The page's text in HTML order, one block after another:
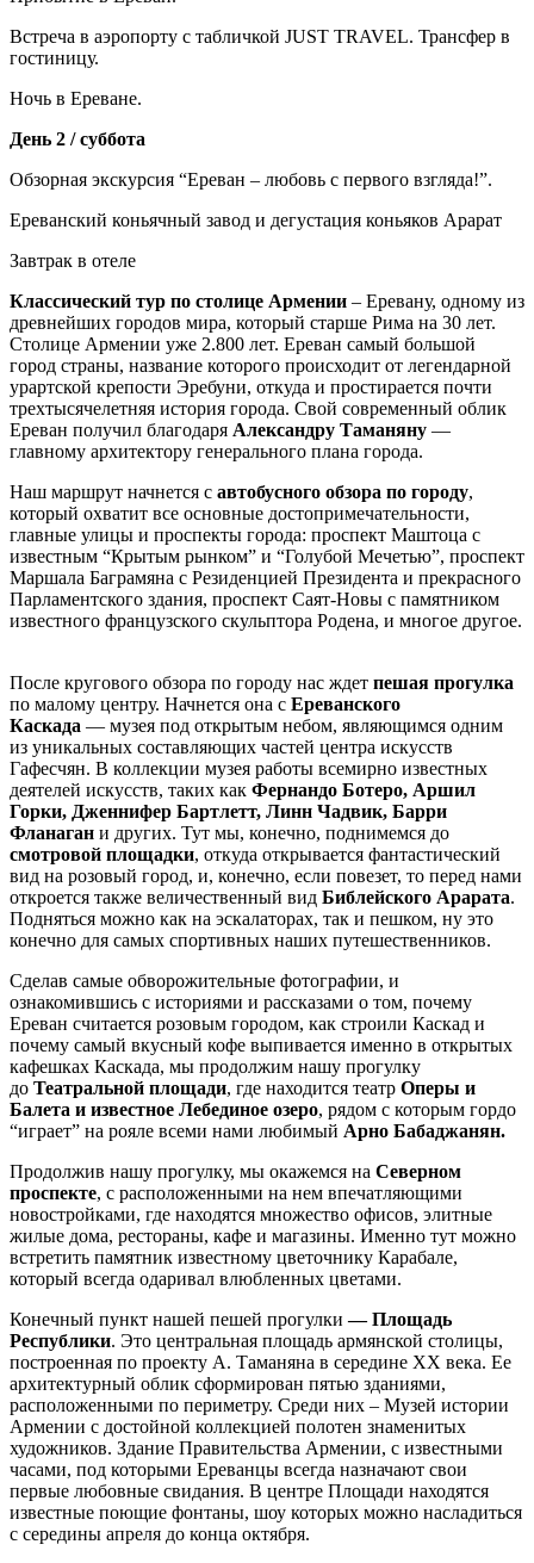
Встреча в аэропорту с табличкой JUST TRAVEL. Трансфер в
гостиницу.
Ночь в Ереване.
День 2 / суббота
Обзорная экскурсия “Ереван – любовь с первого взгляда!”.
Ереванский коньячный завод и дегустация коньяков Арарат
Завтрак в отеле
Классический тур по столице Армении – Еревану, одному из
древнейших городов мира, который старше Рима на 30 лет.
Столице Армении уже 2.800 лет. Ереван самый большой
город страны, название которого происходит от легендарной
урартской крепости Эребуни, откуда и простирается почти
трехтысячелетняя история города. Свой современный облик
Ереван получил благодаря Александру Таманяну —
главному архитектору генерального плана города.
Наш маршрут начнется с автобусного обзора по городу,
который охватит все основные достопримечательности,
главные улицы и проспекты города: проспект Маштоца с
известным “Крытым рынком” и “Голубой Мечетью”, проспект
Маршала Баграмяна с Резиденцией Президента и прекрасного
Парламентского здания, проспект Саят-Новы с памятником
известного французского скульптора Родена, и многое другое.
После кругового обзора по городу нас ждет пешая прогулка
по малому центру. Начнется она с Ереванского
Каскада — музея под открытым небом, являющимся одним
из уникальных составляющих частей центра искусств
Гафесчян. В коллекции музея работы всемирно известных
деятелей искусств, таких как Фернандо Ботеро, Аршил
Горки, Дженнифер Бартлетт, Линн Чадвик, Барри
Фланаган и других. Тут мы, конечно, поднимемся до
смотровой площадки, откуда открывается фантастический
вид на розовый город, и, конечно, если повезет, то перед нами
откроется также величественный вид Библейского Арарата.
Подняться можно как на эскалаторах, так и пешком, ну это
конечно для самых спортивных наших путешественников.
Сделав самые обворожительные фотографии, и
ознакомившись с историями и рассказами о том, почему
Ереван считается розовым городом, как строили Каскад и
почему самый вкусный кофе выпивается именно в открытых
кафешках Каскада, мы продолжим нашу прогулку
до Театральной площади, где находится театр Оперы и
Балета и известное Лебединое озеро, рядом с которым гордо
“играет” на рояле всеми нами любимый Арно Бабаджанян.
Продолжив нашу прогулку, мы окажемся на Северном
проспекте, с расположенными на нем впечатляющими
новостройками, где находятся множество офисов, элитные
жилые дома, рестораны, кафе и магазины. Именно тут можно
встретить памятник известному цветочнику Карабале,
который всегда одаривал влюбленных цветами.
Конечный пункт нашей пешей прогулки— Площадь
Республики. Это центральная площадь армянской столицы,
построенная по проекту А. Таманяна в середине XX века. Ее
архитектурный облик сформирован пятью зданиями,
расположенными по периметру. Среди них – Музей истории
Армении с достойной коллекцией полотен знаменитых
художников. Здание Правительства Армении, с известными
часами, под которыми Ереванцы всегда назначают свои
первые любовные свидания. В центре Площади находятся
известные поющие фонтаны, шоу которых можно насладиться
с середины апреля до конца октября.